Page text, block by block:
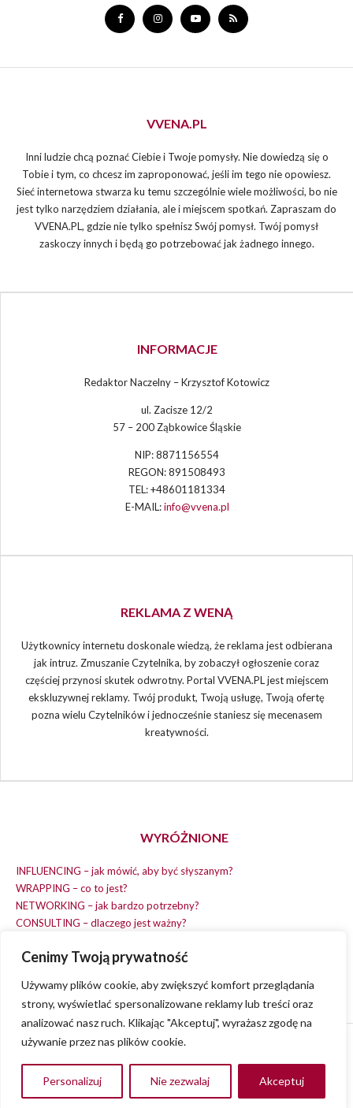
Cenimy Twoją prywatność
Używamy plików cookie, aby zwiększyć komfort przeglądania
strony, wyświetlać spersonalizowane reklamy lub treści oraz
analizować nasz ruch. Klikając "Akceptuj", wyrażasz zgodę na
używanie przez nas plików cookie.
Personalizuj Nie zezwalaj Akceptuj
VVENA.PL
Inni ludzie chcą poznać Ciebie i Twoje pomysły. Nie dowiedzą się o
Tobie i tym, co chcesz im zaproponować, jeśli im tego nie opowiesz.
Sieć internetowa stwarza ku temu szczególnie wiele możliwości, bo nie
jest tylko narzędziem działania, ale i miejscem spotkań. Zapraszam do
VVENA.PL, gdzie nie tylko spełnisz Swój pomysł. Twój pomysł
zaskoczy innych i będą go potrzebować jak żadnego innego.
INFORMACJE
Redaktor Naczelny – Krzysztof Kotowicz
ul. Zacisze 12/2
57 – 200 Ząbkowice Śląskie
NIP: 8871156554
REGON: 891508493
TEL: +48601181334
E-MAIL:info@vvena.pl
REKLAMA Z WENĄ
Użytkownicy internetu doskonale wiedzą, że reklama jest odbierana
jak intruz. Zmuszanie Czytelnika, by zobaczył ogłoszenie coraz
częściej przynosi skutek odwrotny. Portal VVENA.PL jest miejscem
ekskluzywnej reklamy. Twój produkt, Twoją usługę, Twoją ofertę
pozna wielu Czytelników i jednocześnie staniesz się mecenasem
kreatywności.
WYRÓŻNIONE
INFLUENCING – jak mówić, aby być słyszanym?
WRAPPING – co to jest?
NETWORKING – jak bardzo potrzebny?
CONSULTING – dlaczego jest ważny?
EARNING – jak zarobić na dobrym pomyśle?
Polityka Prywatności